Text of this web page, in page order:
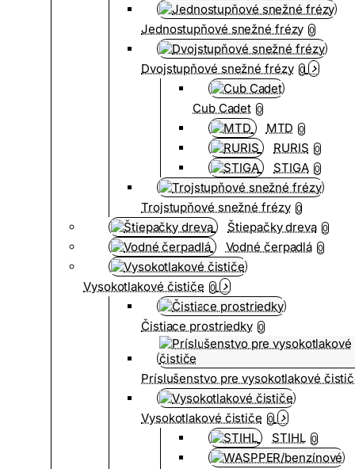
Jednostupňové snežné frézy 0
Dvojstupňové snežné frézy 0
Cub Cadet 0
MTD 0
RURIS 0
STIGA 0
Trojstupňové snežné frézy 0
Štiepačky dreva 0
Vodné čerpadlá 0
Vysokotlakové čističe 0
Čistiace prostriedky 0
Príslušenstvo pre vysokotlakové
Vysokotlakové čističe 0
STIHL 0